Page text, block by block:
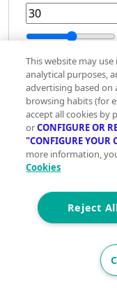
5 años
Tipo
de
interés
Fijo
Variable
Estado del
Segunda mano
This website may
analytical purposes,
advertising based
browsing habits (for
accept all cookies by
orCONFIGURE OR
"CONFIGURE YOUR
more information,
Cookies
Reject